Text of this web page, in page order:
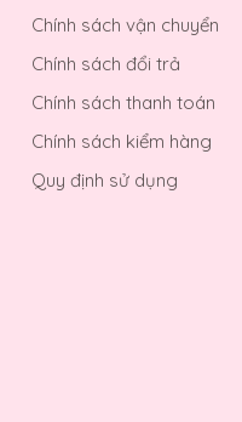
Chính sách vận chuyển
Chính sách đổi trả
Chính sách thanh toán
Chính sách kiểm hàng
Quy định sử dụng